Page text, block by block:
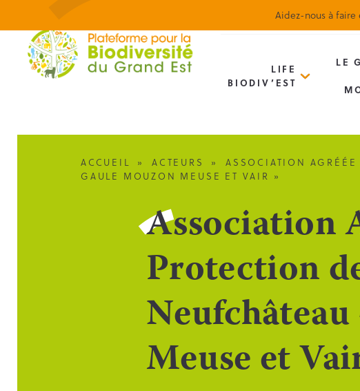
Aidez-nous à
LIFE
BIODIV’EST
LE
ACCUEIL » ACTEURS »
ASSOCIATION
GAULE MOUZON MEUSE ET VAIR »
Association
Protection
Meuse et